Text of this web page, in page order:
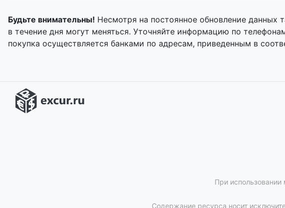
Будьте внимательны! Несмотря на постоянное обновление данных
в течение дня могут меняться. Уточняйте информацию по
покупка осуществляется банками по адресам, приведенным в
При использовании
Содержание ресурса носит